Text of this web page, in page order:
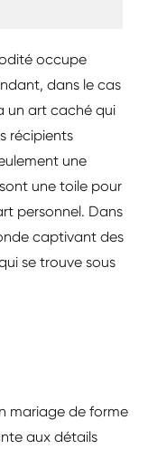
occupe
dans le cas
un art caché qui
récipients
une
une toile pour
personnel. Dans
captivant des
se trouve sous
mariage de forme
aux détails